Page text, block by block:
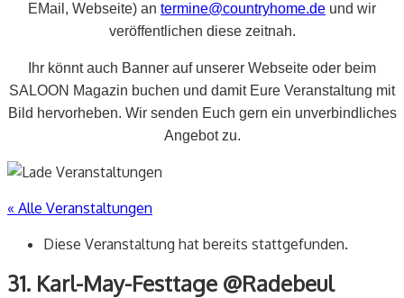
EMail, Webseite) an termine@countryhome.de und wir
veröffentlichen diese zeitnah.
Ihr könnt auch Banner auf unserer Webseite oder beim
SALOON Magazin buchen und damit Eure Veranstaltung mit
Bild hervorheben. Wir senden Euch gern ein unverbindliches
Angebot zu.
« Alle Veranstaltungen
Diese Veranstaltung hat bereits stattgefunden.
31. Karl-May-Festtage @Radebeul